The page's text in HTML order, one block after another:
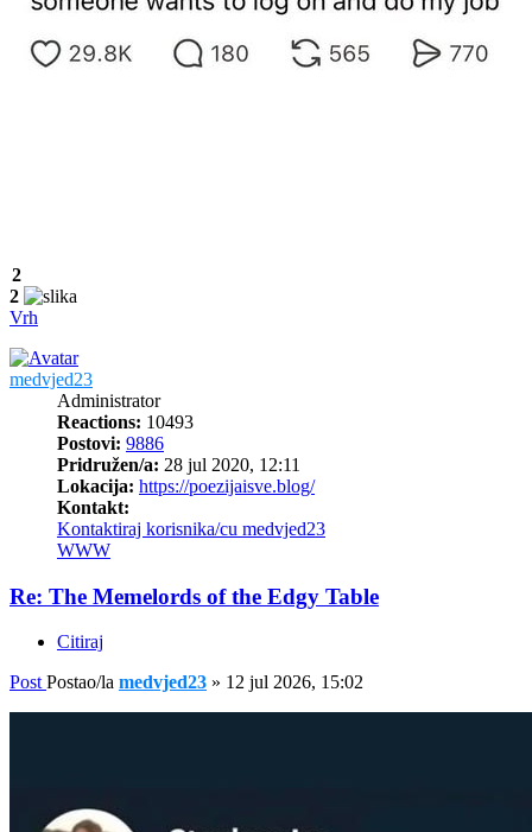
2
2
Vrh
medvjed23
Administrator
Reactions: 10493
Postovi: 9886
Pridružen/a: 28 jul 2020, 12:11
Lokacija: https://poezijaisve.blog/
Kontakt:
Kontaktiraj korisnika/cu medvjed23
WWW
Re: The Memelords of the Edgy Table
Citiraj
Post Postao/la medvjed23 » 12 jul 2026, 15:02